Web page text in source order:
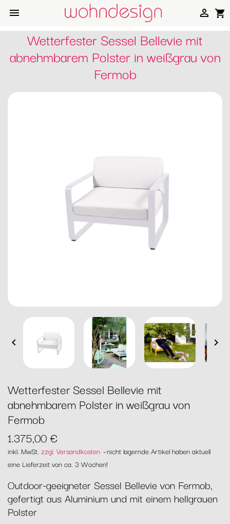
 shopping_cart

Wetterfester Sessel Bellevie mit
abnehmbarem Polster in weißgrau von
Fermob
 
Wetterfester Sessel Bellevie mit
abnehmbarem Polster in weißgrau von
Fermob
1.375,00 €
inkl. MwSt. zzgl. Versandkosten nicht lagernde Artikel haben aktuell
eine Lieferzeit von ca. 3 Wochen!
Outdoor-geeigneter Sessel Bellevie von Fermob,
gefertigt aus Aluminium und mit einem hellgrauen
Polster